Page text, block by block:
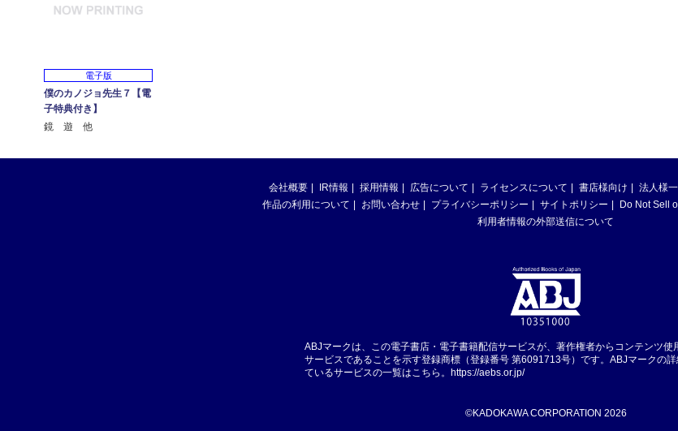
電子版
僕のカノジョ先生７【電
子特典付き】
鏡 遊 他
会社概要 IR情報 採用情報 広告について ライセンスについて 書店様向け 法人様
作品の利用について
お問い合わせ プライバシーポリシー サイトポリシー
Do Not Sell
利用者情報の外部送信について
ABJマークは、この電子書店・電子書籍配信サービスが、著作権者からコンテンツ使
サービスであることを示す登録商標（登録番号 第6091713号）です。ABJマークの
ているサービスの一覧はこちら。 https://aebs.or.jp/
©KADOKAWA CORPORATION 2026